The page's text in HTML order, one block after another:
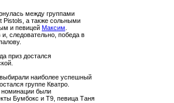
между группами
Pistols, а также сольными
и певицей Максим.
следовательно, победа в
приз достался
наиболее успешный
группе Кватро.
номинации были
Бумбокс и Т9, певица Таня